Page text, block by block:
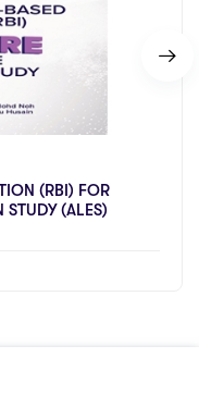
(RBI) FOR
STUDY (ALES)